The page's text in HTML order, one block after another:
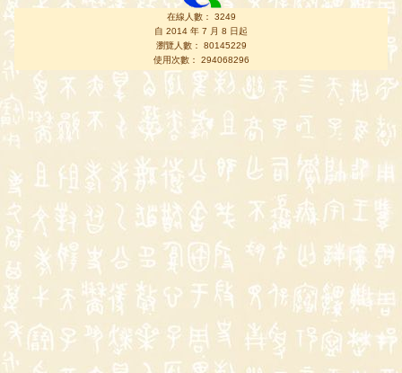
在線人數： 3249
自 2014 年 7 月 8 日起
瀏覽人數： 80145229
使用次數： 294068296